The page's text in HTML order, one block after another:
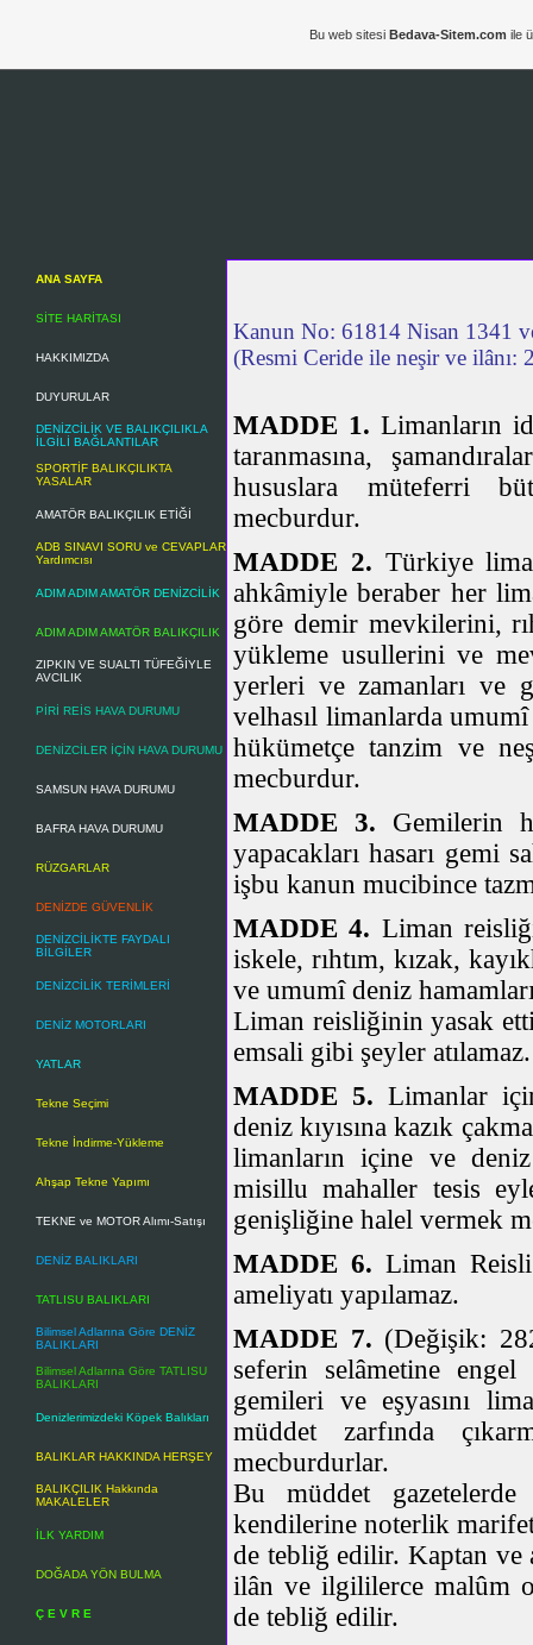
ANA SAYFA
SİTE HARİTASI
HAKKIMIZDA
DUYURULAR
DENİZCİLİK VE BALIKÇILIKLA
İLGİLİ BAĞLANTILAR
SPORTİF BALIKÇILIKTA
YASALAR
AMATÖR BALIKÇILIK ETİĞİ
ADB SINAVI SORU ve CEVAPLAR
Yardımcısı
ADIM ADIM AMATÖR DENİZCİLİK
ADIM ADIM AMATÖR BALIKÇILIK
ZIPKIN VE SUALTI TÜFEĞİYLE
AVCILIK
PİRİ REİS HAVA DURUMU
DENİZCİLER İÇİN HAVA DURUMU
SAMSUN HAVA DURUMU
BAFRA HAVA DURUMU
RÜZGARLAR
DENİZDE GÜVENLİK
DENİZCİLİKTE FAYDALI
BİLGİLER
DENİZCİLİK TERİMLERİ
DENİZ MOTORLARI
YATLAR
Tekne Seçimi
Tekne İndirme-Yükleme
Ahşap Tekne Yapımı
TEKNE ve MOTOR Alımı-Satışı
DENİZ BALIKLARI
TATLISU BALIKLARI
Bilimsel Adlarına Göre DENİZ
BALIKLARI
Bilimsel Adlarına Göre TATLISU
BALIKLARI
Denizlerimizdeki Köpek Balıkları
BALIKLAR HAKKINDA HERŞEY
BALIKÇILIK Hakkında
MAKALELER
İLK YARDIM
DOĞADA YÖN BULMA
Ç E V R E
Kanun No: 61814 Nisan 1341
(Resmi Ceride ile neşir ve
MADDE 1. Limanların
taranmasına,
hususlara müteferri
mecburdur.
MADDE 2. Türkiye
ahkâmiyle beraber her
göre demir mevkilerini,
yükleme usullerini ve
yerleri ve zamanları ve
velhasıl limanlarda
hükümetçe tanzim ve
mecburdur.
MADDE 3. Gemilerin
yapacakları hasarı gemi
işbu kanun mucibince
MADDE 4. Liman
iskele, rıhtım, kızak,
ve umumî deniz
Liman reisliğinin yasak
emsali gibi şeyler atılamaz.
MADDE 5. Limanlar
deniz kıyısına kazık
limanların içine ve
misillu mahaller tesis
genişliğine halel vermek
MADDE 6. Liman
ameliyatı yapılamaz.
MADDE 7. (Değişik:
seferin selâmetine
gemileri ve eşyasını
müddet zarfında
mecburdurlar.
Bu müddet
kendilerine noterlik
de tebliğ edilir. Kaptan ve
ilân ve ilgililerce malûm
de tebliğ edilir.
Bu web sitesi Bedava-Sitem.com ile